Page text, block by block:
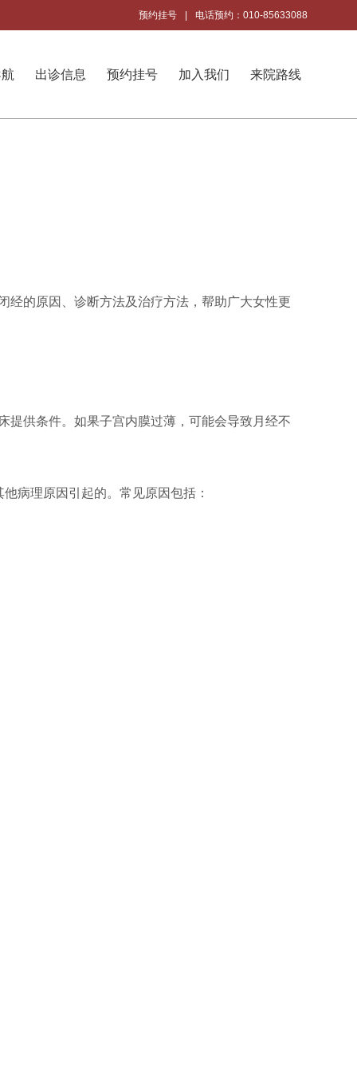
电话预约：010-85633088
预约挂号
出诊信息 预约挂号 加入我们 来院路线
经的原因、诊断方法及治疗方法，帮助广大女性更
提供条件。如果子宫内膜过薄，可能会导致月经不
病理原因引起的。常见原因包括：